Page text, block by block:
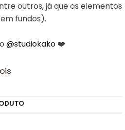
outros, já que os elementos
fundos).
@studiokako ❤️